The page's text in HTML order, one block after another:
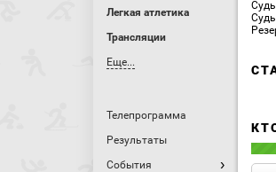
Легкая атлетика
Трансляции
Еще...
Телепрограмма
Результаты
События